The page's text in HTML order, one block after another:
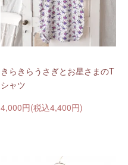
きらきらうさぎとお星さまのT
シャツ
4,000円(税込4,400円)